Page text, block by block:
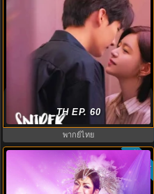
ผสานใจเพื่อรัก (2025) Sniper
Butterfly พากย์ไทย EP.1-30 (จบ)
TH EP. 60
พากย์ไทย
ซับไทย